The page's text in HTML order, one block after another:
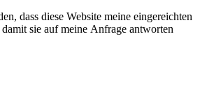
dass diese Website meine eingereichten
sie auf meine Anfrage antworten